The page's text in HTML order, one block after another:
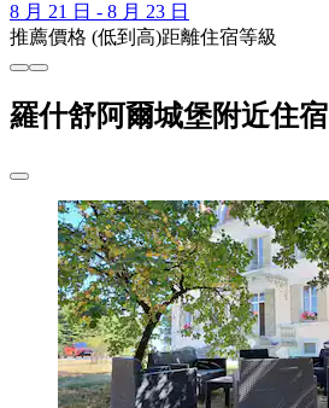
8 月 21 日 - 8 月 23 日
推薦價格 (低到高)距離住宿等級
羅什舒阿爾城堡附近住宿